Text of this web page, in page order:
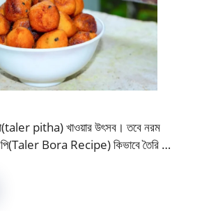
pitha) খাওয়ার উৎসব। তবে নরম
Bora Recipe) কিভাবে তৈরি …